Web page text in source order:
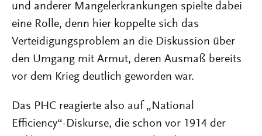
und anderer Mangelerkrankungen spielte dabei
eine Rolle, denn hier koppelte sich das
Verteidigungsproblem an die Diskussion über
den Umgang mit Armut, deren Ausmaß bereits
vor dem Krieg deutlich geworden war.
Das PHC reagierte also auf „National
Efficiency“-Diskurse, die schon vor 1914 der